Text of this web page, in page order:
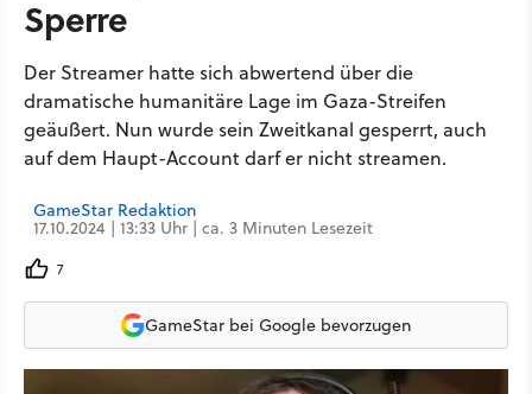
Sperre
Der Streamer hatte sich abwertend über die
dramatische humanitäre Lage im Gaza-Streifen
geäußert. Nun wurde sein Zweitkanal gesperrt, auch
auf dem Haupt-Account darf er nicht streamen.
GameStar Redaktion
17.10.2024 | 13:33 Uhr | ca. 3 Minuten Lesezeit
7
GameStar bei Google bevorzugen